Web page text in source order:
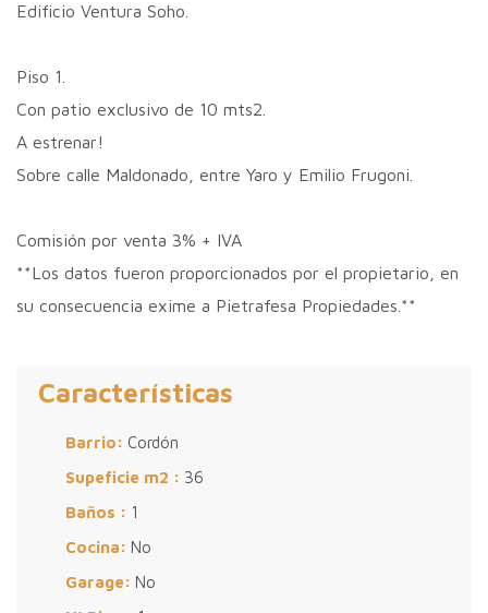
Edificio Ventura Soho.
Piso 1.
Con patio exclusivo de 10 mts2.
A estrenar!
Sobre calle Maldonado, entre Yaro y Emilio Frugoni.
Comisión por venta 3% + IVA
**Los datos fueron proporcionados por el propietario, en
su consecuencia exime a Pietrafesa Propiedades.**
Características
Barrio: Cordón
Supeficie m2 : 36
Baños : 1
Cocina: No
Garage: No